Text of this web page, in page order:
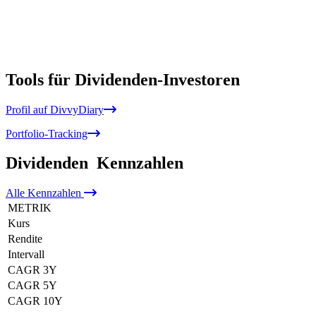
Tools für Dividenden-Investoren
Profil auf DivvyDiary
Portfolio-Tracking
Dividenden Kennzahlen
Alle Kennzahlen
METRIK
Kurs
Rendite
Intervall
CAGR 3Y
CAGR 5Y
CAGR 10Y